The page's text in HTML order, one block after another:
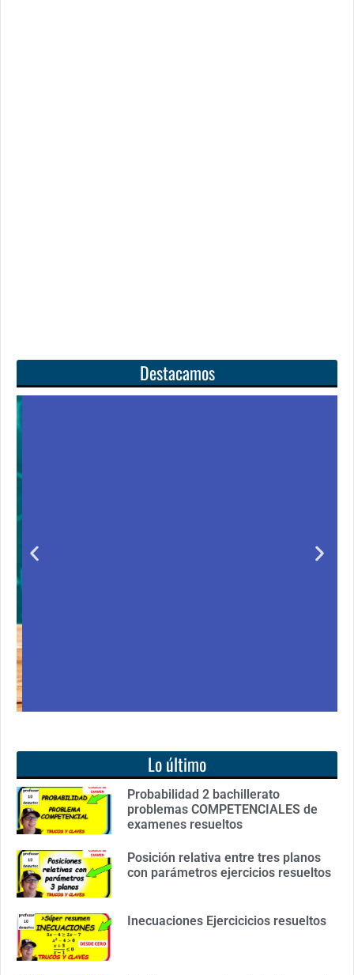
Destacamos
Lo último
Probabilidad 2 bachillerato
problemas COMPETENCIALES de
examenes resueltos
Posición relativa entre tres planos
con parámetros ejercicios resueltos
Inecuaciones Ejercicicios resueltos